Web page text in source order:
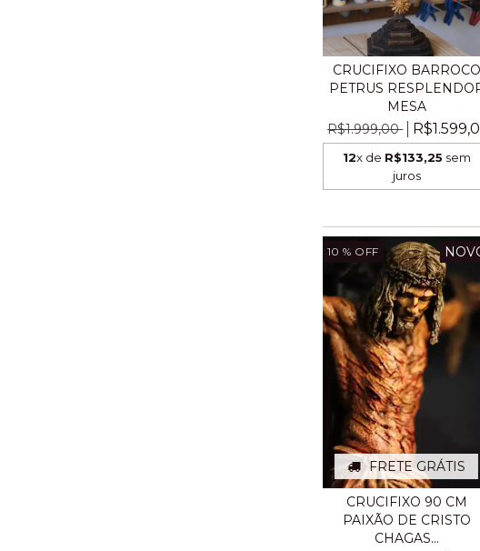
CRUCIFIXO BARROCO
PETRUS
MESA
R$1.999,00
12x de R$133,25 sem
juros
10 % OFF
FRETE GRÁTIS
CRUCIFIXO 90 CM
PAIXÃO DE CRISTO
CHAGAS...